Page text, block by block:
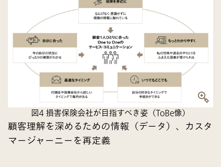
図4 損害保険会社が目指すべき姿（ToBe像）
顧客理解を深めるための情報（データ）、カスタ
マージャーニーを再定義